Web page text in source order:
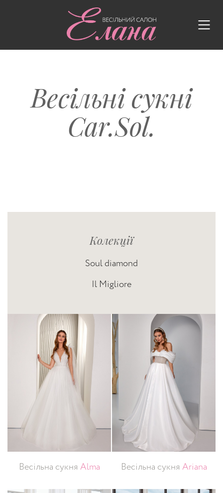
Весільні сукні
Car.Sol.
Колекції
Soul diamond
Il Migliore
Весільна сукня Alma Весільна сукня Ariana